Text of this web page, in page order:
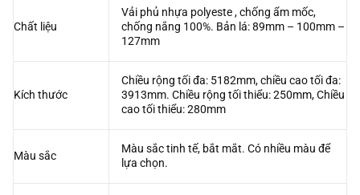
Chất liệu
Vải phủ nhựa polyeste , chống ẩm mốc,
chống nắng 100%. Bản lá: 89mm – 100mm –
127mm
Kích thước
Chiều rộng tối đa: 5182mm, chiều cao tối đa:
3913mm. Chiều rộng tối thiểu: 250mm, Chiều
cao tối thiểu: 280mm
Màu sắc
Màu sắc tinh tế, bắt mắt. Có nhiều màu để
lựa chọn.